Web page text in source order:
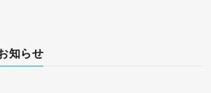
知らせ